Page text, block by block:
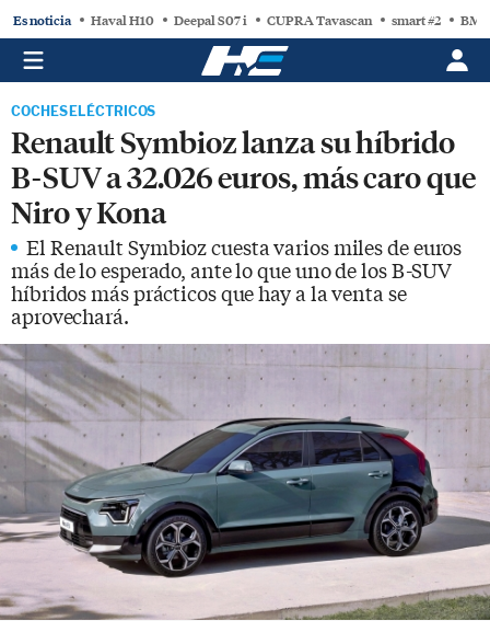
Es noticia Haval H10 Deepal S07 i CUPRA Tavascan smart #2
COCHES ELÉCTRICOS
Renault Symbioz lanza su híbrido
B-SUV a 32.026 euros, más caro que
Niro y Kona
El Renault Symbioz cuesta varios miles de euros
más de lo esperado, ante lo que uno de los B-SUV
híbridos más prácticos que hay a la venta se
aprovechará.